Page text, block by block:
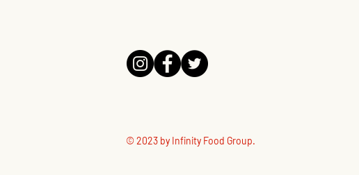
© 2023 by Infinity Food Group.